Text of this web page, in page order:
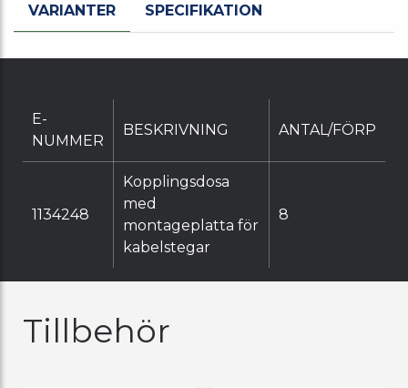
VARIANTER SPECIFIKATION
E-
NUMMER
BESKRIVNING ANTAL/FÖRP
1134248
Kopplingsdosa
med
montageplatta för
kabelstegar
8
Tillbehör